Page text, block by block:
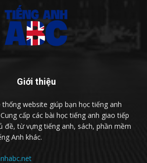
Giới thiệu
thống website giúp bạn học tiếng anh
cấp các bài học tiếng anh giao tiếp
đề, từ vựng tiếng anh, sách, phần mềm
Anh khác.